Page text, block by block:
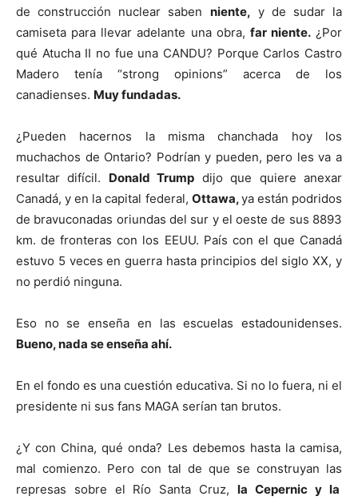
de construcción nuclear saben niente, y de sudar la
camiseta para llevar adelante una obra, far niente.¿Por
qué Atucha II no fue una CANDU? Porque Carlos Castro
Madero tenía “strong opinions” acerca de los
canadienses. Muy fundadas.
¿Pueden hacernos la misma chanchada hoy los
muchachos de Ontario? Podrían y pueden, pero les va a
resultar difícil. Donald Trump dijo que quiere anexar
Canadá, y en la capital federal, Ottawa,ya están podridos
de bravuconadas oriundas del sur y el oeste de sus 8893
km. de fronteras con los EEUU. País con el que Canadá
estuvo 5 veces en guerra hasta principios del siglo XX, y
no perdió ninguna.
Eso no se enseña en las escuelas estadounidenses.
Bueno, nada se enseña ahí.
En el fondo es una cuestión educativa. Si no lo fuera, ni el
presidente ni sus fans MAGA serían tan brutos.
¿Y con China, qué onda? Les debemos hasta la camisa,
mal comienzo. Pero con tal de que se construyan las
represas sobre el Río Santa Cruz, la Cepernic y la